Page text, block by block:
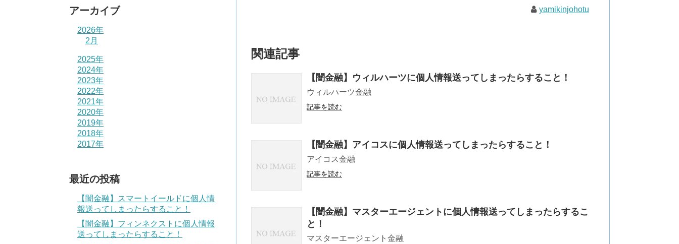
yamikinjohotu
関連記事
【闇金融】ウィルハーツに個人情報送ってしまったらすること！
ウィルハーツ金融
記事を読む
【闇金融】アイコスに個人情報送ってしまったらすること！
アイコス金融
記事を読む
【闇金融】マスターエージェントに個人情報送ってしまったらするこ
と！
マスターエージェント金融
アーカイブ
2026年
2月
2025年
2024年
2023年
2022年
2021年
2020年
2019年
2018年
2017年
最近の投稿
【闇金融】スマートイールドに個人情
報送ってしまったらすること！
【闇金融】フィンネクストに個人情報
送ってしまったらすること！